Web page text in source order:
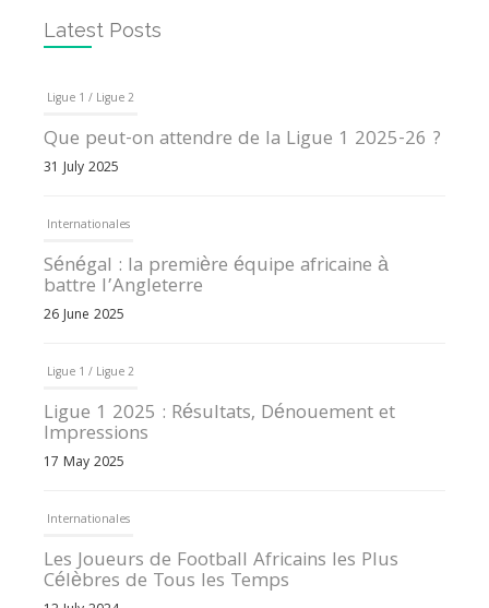
Latest Posts
Ligue 1 / Ligue 2
Que peut-on attendre de la Ligue 1 2025-26 ?
31 July 2025
Internationales
Sénégal : la première équipe africaine à
battre l’Angleterre
26 June 2025
Ligue 1 / Ligue 2
Ligue 1 2025 : Résultats, Dénouement et
Impressions
17 May 2025
Internationales
Les Joueurs de Football Africains les Plus
Célèbres de Tous les Temps